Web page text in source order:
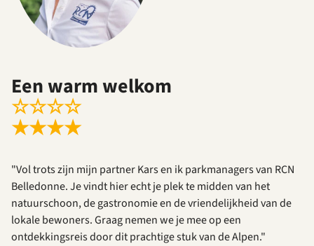
Een warm welkom
☆☆☆☆
★★★★
"Vol trots zijn mijn partner Kars en ik parkmanagers van RCN
Belledonne. Je vindt hier echt je plek te midden van het
natuurschoon, de gastronomie en de vriendelijkheid van de
lokale bewoners. Graag nemen we je mee op een
ontdekkingsreis door dit prachtige stuk van de Alpen."